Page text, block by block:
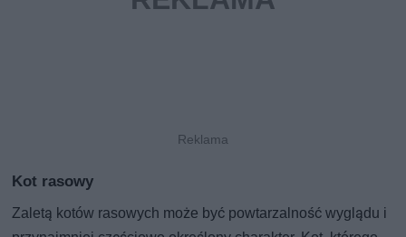
Kot rasowy
Zaletą kotów rasowych może być powtarzalność wyglądu i